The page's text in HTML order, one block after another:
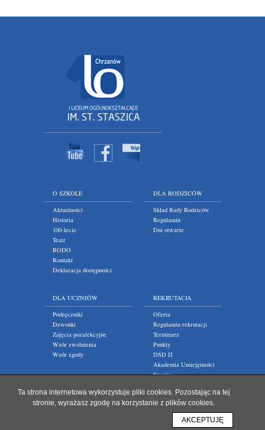
O SZKOLE
Aktualności
Historia
100-lecie
Teatr
RODO
Kontakt
Deklaracja dostępności
DLA RODZICÓW
Skład Rady Rodziców
Regulamin
Dni otwarte
DLA UCZNIÓW
Podręczniki
Dzwonki
Zajęcia pozalekcyjne
Wzór zwolnienia
Wzór zgody
REKRUTACJA
Oferta
Regulamin rekrutacji
Terminarz
Punkty
DSD II
Akademia Umiejętności
Staszic
Ta strona internetowa wykorzystuje pliki cookies. Pozostając na tej
stronie, wyrażasz zgodę na korzystanie z plików cookies.
AKCEPTUJĘ